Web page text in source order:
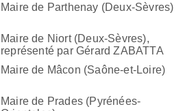
Maire de Parthenay (Deux-Sèvres)
Maire de Niort (Deux-Sèvres),
représenté par Gérard ZABATTA
Maire de Mâcon (Saône-et-Loire)
Maire de Prades (Pyrénées-